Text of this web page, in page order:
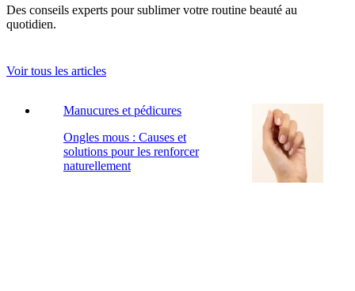
Des conseils experts pour sublimer votre routine beauté au
quotidien.
Voir tous les articles
Manucures et pédicures
Ongles mous : Causes et
solutions pour les renforcer
naturellement